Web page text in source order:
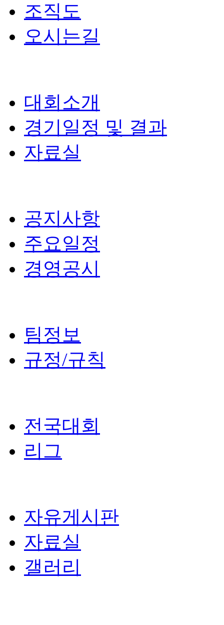
조직도
오시는길
대회소개
경기일정 및 결과
자료실
공지사항
주요일정
경영공시
팀정보
규정/규칙
전국대회
리그
자유게시판
자료실
갤러리